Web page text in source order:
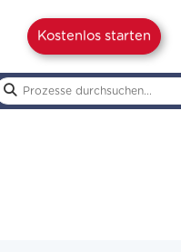
Kostenlos starten